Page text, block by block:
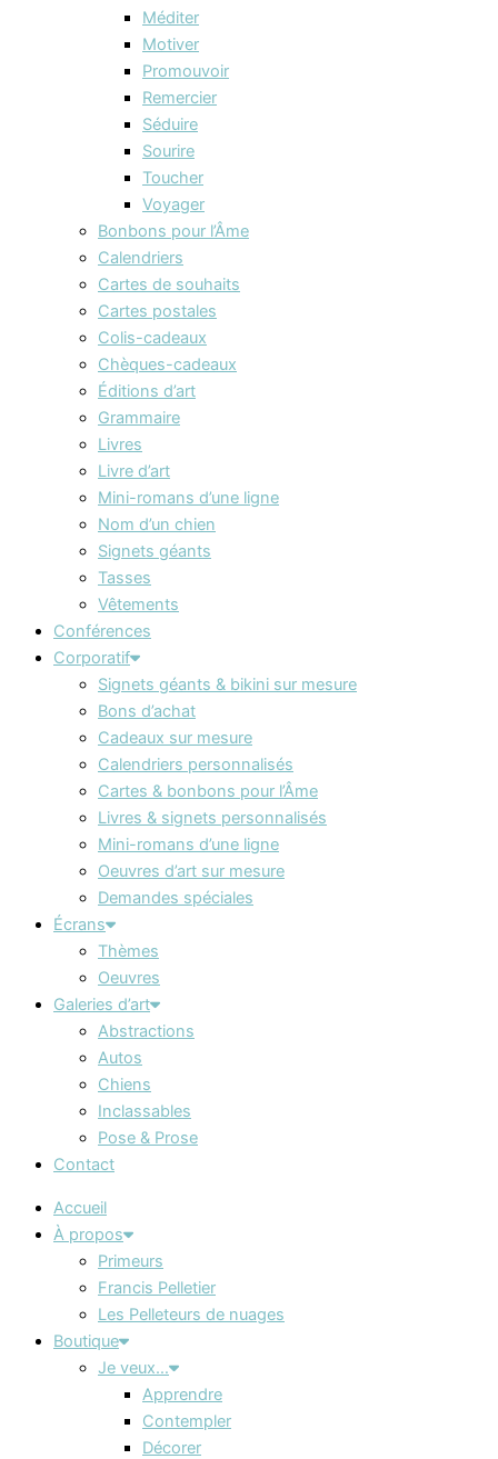
Méditer
Motiver
Promouvoir
Remercier
Séduire
Sourire
Toucher
Voyager
Bonbons pour l’Âme
Calendriers
Cartes de souhaits
Cartes postales
Colis-cadeaux
Chèques-cadeaux
Éditions d’art
Grammaire
Livres
Livre d’art
Mini-romans d’une ligne
Nom d’un chien
Signets géants
Tasses
Vêtements
Conférences
Corporatif
Signets géants & bikini sur mesure
Bons d’achat
Cadeaux sur mesure
Calendriers personnalisés
Cartes & bonbons pour l’Âme
Livres & signets personnalisés
Mini-romans d’une ligne
Oeuvres d’art sur mesure
Demandes spéciales
Écrans
Thèmes
Oeuvres
Galeries d’art
Abstractions
Autos
Chiens
Inclassables
Pose & Prose
Contact
Accueil
À propos
Primeurs
Francis Pelletier
Les Pelleteurs de nuages
Boutique
Je veux…
Apprendre
Contempler
Décorer